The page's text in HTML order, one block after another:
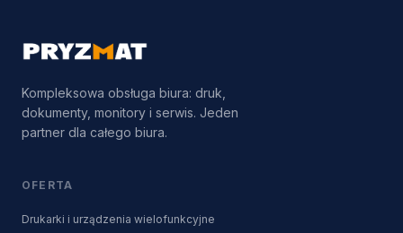
Kompleksowa obsługa biura: druk,
dokumenty, monitory i serwis. Jeden
partner dla całego biura.
OFERTA
Drukarki i urządzenia wielofunkcyjne